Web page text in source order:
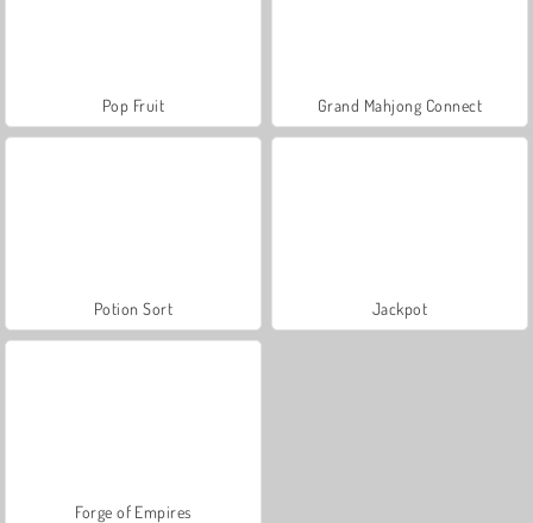
Pop Fruit Grand Mahjong Connect
Potion Sort Jackpot
Forge of Empires